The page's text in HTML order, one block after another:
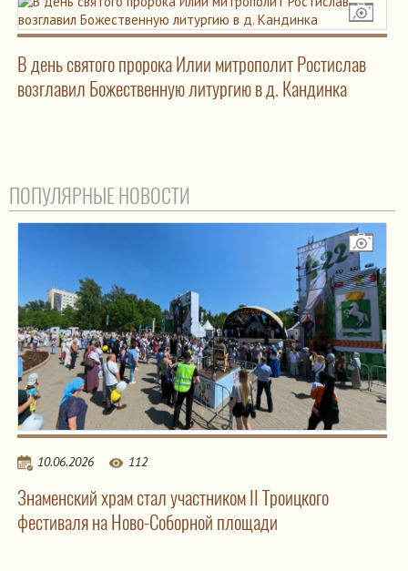
В день святого пророка Илии митрополит Ростислав
возглавил Божественную литургию в д. Кандинка
ПОПУЛЯРНЫЕ НОВОСТИ
10.06.2026 112
Знаменский храм стал участником II Троицкого
фестиваля на Ново-Соборной площади